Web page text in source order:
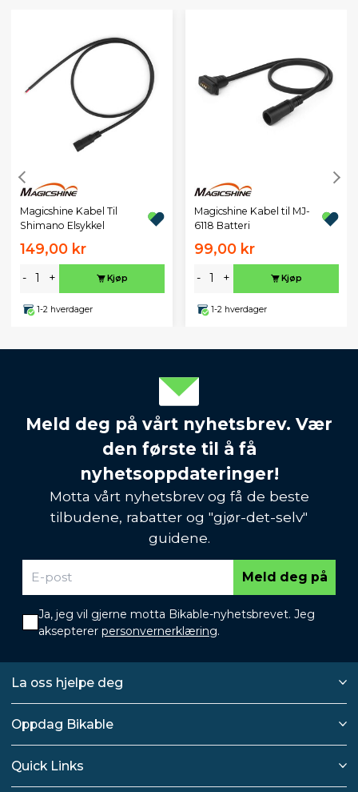
Magicshine Kabel Til
Shimano Elsykkel
149,00 kr
- + Kjøp
1-2 hverdager
Magicshine Kabel til MJ-
6118 Batteri
99,00 kr
- + Kjøp
1-2 hverdager
Meld deg på vårt nyhetsbrev. Vær
den første til å få
nyhetsoppdateringer!
Motta vårt nyhetsbrev og få de beste
tilbudene, rabatter og "gjør-det-selv"
guidene.
Meld deg på
Ja, jeg vil gjerne motta Bikable-nyhetsbrevet. Jeg
aksepterer personvernerklæring.
La oss hjelpe deg
Oppdag Bikable
Quick Links